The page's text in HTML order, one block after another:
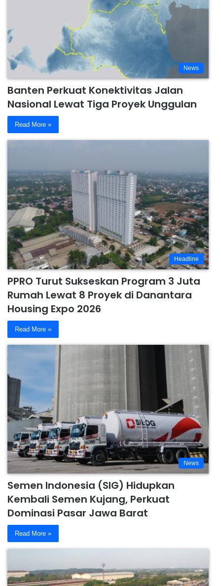
News
Banten Perkuat Konektivitas Jalan
Nasional Lewat Tiga Proyek Unggulan
Read More »
Headline
PPRO Turut Sukseskan Program 3 Juta
Rumah Lewat 8 Proyek di Danantara
Housing Expo 2026
Read More »
News
Semen Indonesia (SIG) Hidupkan
Kembali Semen Kujang, Perkuat
Dominasi Pasar Jawa Barat
Read More »